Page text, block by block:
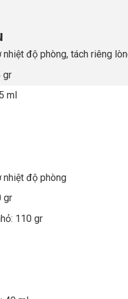
nhiệt độ phòng, tách riêng
gr
ml
nhiệt độ phòng
gr
110 gr